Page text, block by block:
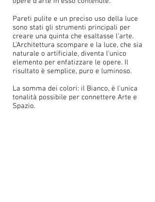
Pareti pulite e un preciso uso della luce
sono stati gli strumenti principali per
creare una quinta che esaltasse l'arte.
L'Architettura scompare e la luce, che sia
naturale o artificiale, diventa l'unico
elemento per enfatizzare le opere. Il
risultato è semplice, puro e luminoso.
La somma dei colori: il Bianco, è l'unica
tonalità possibile per connettere Arte e
Spazio.